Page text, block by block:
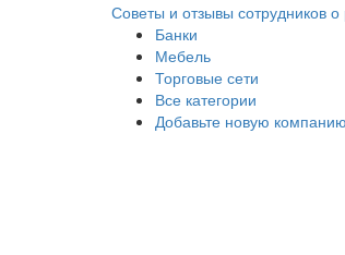
Советы и отзывы сотрудников о
Банки
Мебель
Торговые сети
Все категории
Добавьте новую